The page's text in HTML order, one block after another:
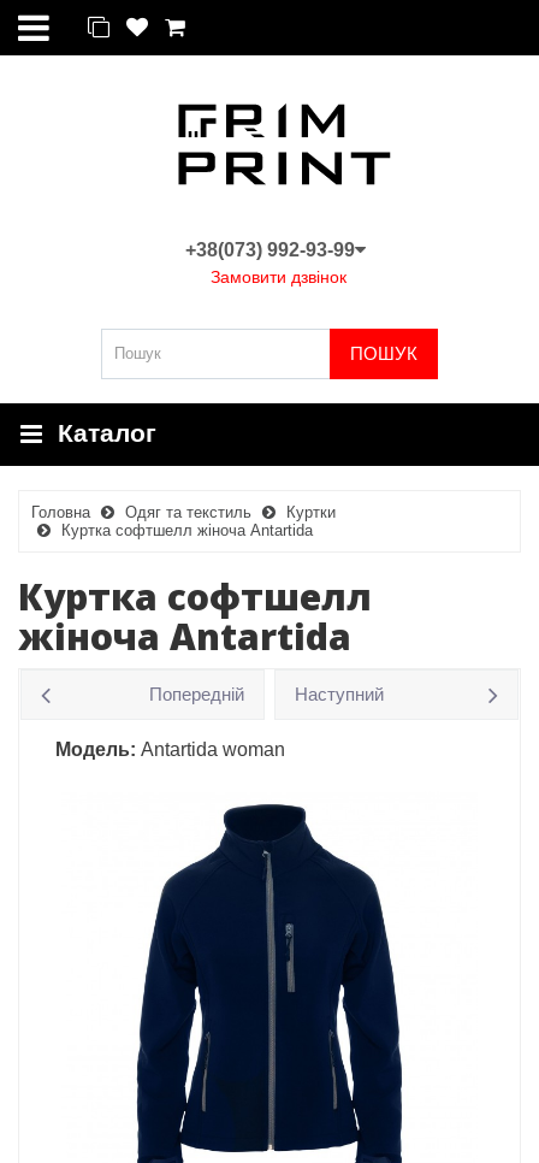
+38(073) 992-93-99
Замовити дзвінок
ПОШУК
Каталог
Головна Одяг та текстиль
Куртки
Куртка софтшелл жіноча Antartida
Куртка софтшелл
жіноча Antartida
Попередній Наступний
Модель: Antartida woman